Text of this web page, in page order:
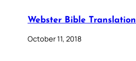
Webster Bible Translation
October 11, 2018